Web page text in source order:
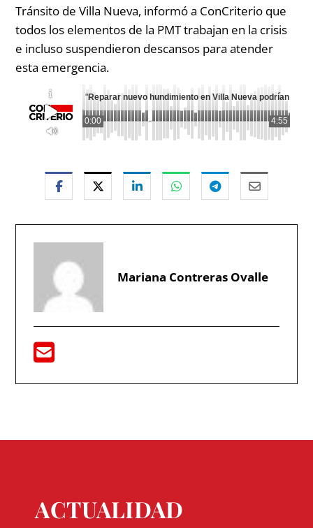
Tránsito de Villa Nueva, informó a ConCriterio que
todos los elementos de la PMT trabajan en la crisis
e incluso suspendieron descansos para atender
esta emergencia.
0:00 4:55
"Reparar nuevo hundimiento en Villa Nueva podrían
Mariana Contreras Ovalle
ACTUALIDAD